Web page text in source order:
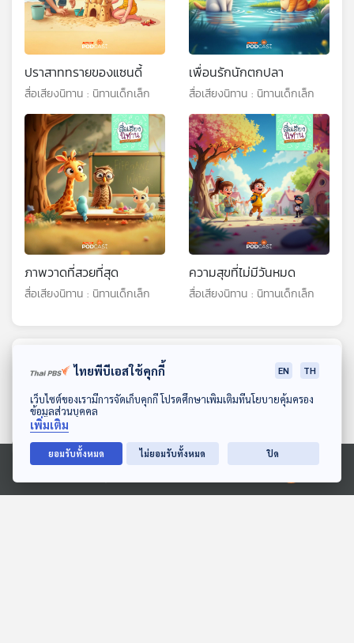
ดาวน์โหลด Thai PBS Podcast Application
Ⓒ 2020 องค์การกระจายเสียงและแพร่ภาพสาธารณะแห่งประเทศไทย
ปราสาททรายของแซนดี้
สื่อเสียงนิทาน : นิทานเด็กเล็ก
เพื่อนรักนักตกปลา
สื่อเสียงนิทาน : นิทานเด็กเล็ก
ภาพวาดที่สวยที่สุด
สื่อเสียงนิทาน : นิทานเด็กเล็ก
ความสุขที่ไม่มีวันหมด
สื่อเสียงนิทาน : นิทานเด็กเล็ก
ตอนที่เกี่ยวข้อง
ไทยพีบีเอสใช้คุกกี้ EN TH
เว็บไซต์ของเรามีการจัดเก็บคุกกี้ โปรดศึกษาเพิ่มเติมที่นโยบายคุ้มครอง
ข้อมูลส่วนบุคคล
เพิ่มเติม
ยอมรับทั้งหมด ไม่ยอมรับทั้งหมด ปิด